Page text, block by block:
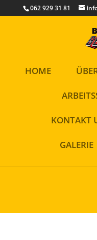
Cookies helfen uns bei
Dienste. Durch die weitere
Verwendung von Cookies
062 929 31 81
HOME
KONTAKT
GALERIE